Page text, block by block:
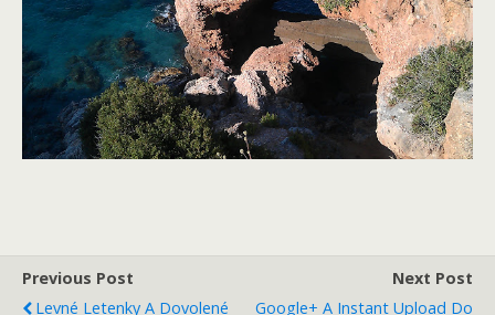
Previous Post
Levné Letenky A Dovolené
Next Post
Google+ A Instant Upload Do